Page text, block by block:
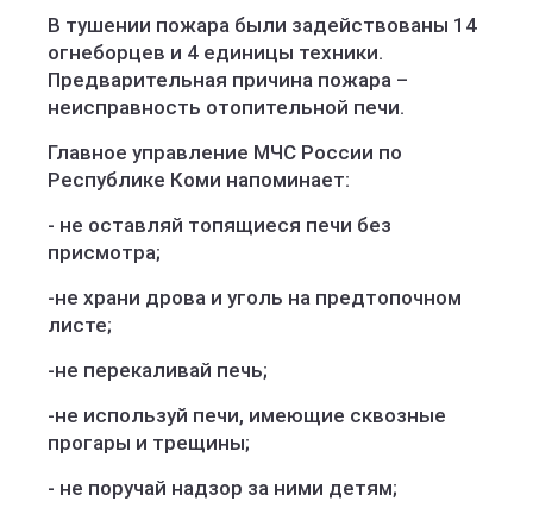
В тушении пожара были задействованы 14
огнеборцев и 4 единицы техники.
Предварительная причина пожара –
неисправность отопительной печи.
Главное управление МЧС России по
Республике Коми напоминает:
- не оставляй топящиеся печи без
присмотра;
-не храни дрова и уголь на предтопочном
листе;
-не перекаливай печь;
-не используй печи, имеющие сквозные
прогары и трещины;
- не поручай надзор за ними детям;